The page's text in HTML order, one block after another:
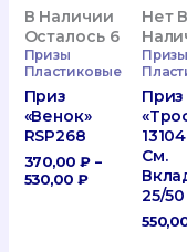
В Наличии
Осталось 6
Призы
Пластиковые
Приз
«Венок»
RSP268
370,00 ₽ –
530,00 ₽Диапазон
370,00 ₽
Нет В
Призы
Приз
См.
25/